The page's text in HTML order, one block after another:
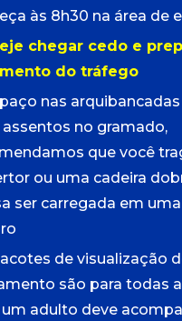
às 8h30 na área de
chegar cedo e
do tráfego
nas
assentos no gramado,
que você
ou uma cadeira
ser carregada em
de visualização
são para todas
adulto deve